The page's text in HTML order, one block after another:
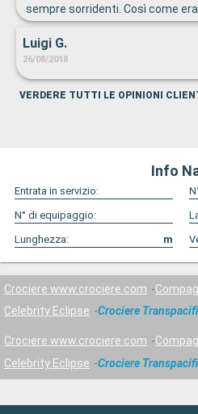
sempre sorridenti. Così come
pulizia in camera (Momo) e
alla nave e per gli scali.
Luigi G.
26/08/2018
VERDERE TUTTI LE OPINIONI
Info
Entrata in servizio:
N° di equipaggio:
Lunghezza:
m
Crociere www.crociere.com
Celebrity Eclipse
Crociere
Crociere www.crociere.com
Celebrity Eclipse
Crociere